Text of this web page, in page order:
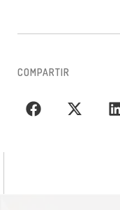
COMPARTIR